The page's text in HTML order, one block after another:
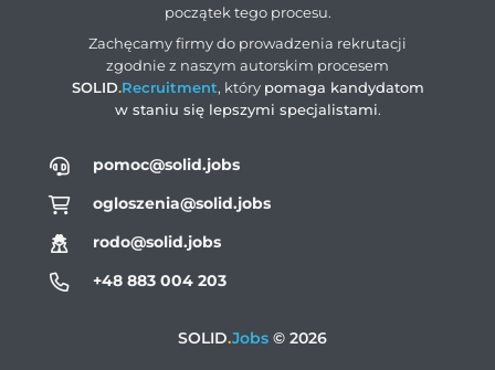
pomoc@solid.jobs
ogloszenia@solid.jobs
rodo@solid.jobs
+48 883 004 203
SOLID.Jobs© 2026
początek tego procesu.
Zachęcamy firmy do prowadzenia rekrutacji
zgodnie z naszym autorskim procesem
SOLID.Recruitment, który pomaga kandydatom
w staniu się lepszymi specjalistami.